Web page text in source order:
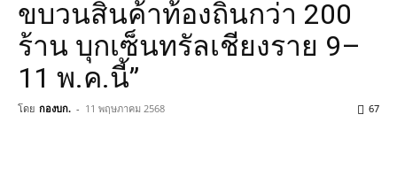
ขบวนสินค้าท้องถิ่นกว่า 200
ร้าน บุกเซ็นทรัลเชียงราย 9–
11 พ.ค.นี้”
โดย กองบก. - 11 พฤษภาคม 2568 67